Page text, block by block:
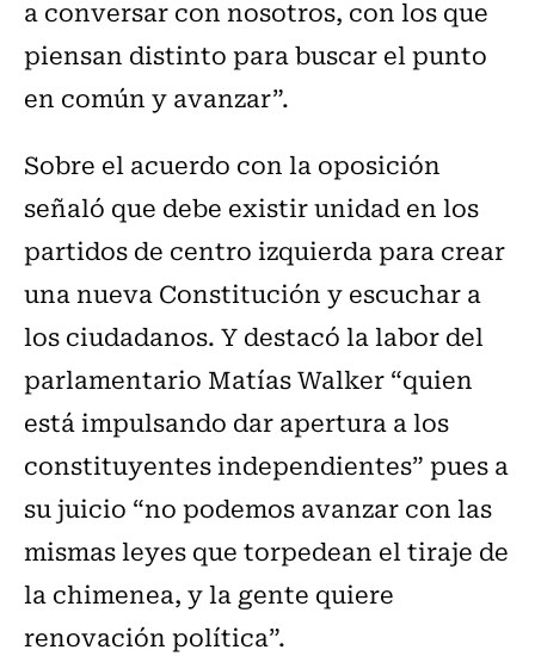
a conversar con nosotros, con los que
piensan distinto para buscar el punto
en común y avanzar”.
Sobre el acuerdo con la oposición
señaló que debe existir unidad en los
partidos de centro izquierda para crear
una nueva Constitución y escuchar a
los ciudadanos. Y destacó la labor del
parlamentario Matías Walker “quien
está impulsando dar apertura a los
constituyentes independientes” pues a
su juicio “no podemos avanzar con las
mismas leyes que torpedean el tiraje de
la chimenea, y la gente quiere
renovación política”.